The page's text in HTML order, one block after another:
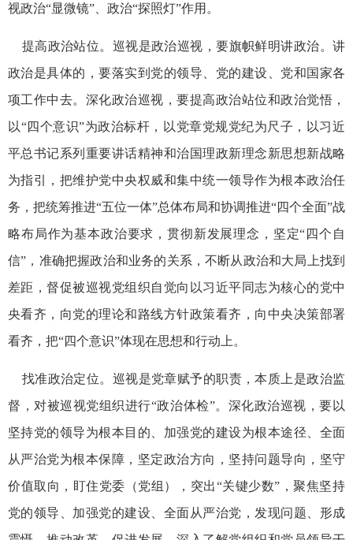
视政治“显微镜”、政治“探照灯”作用。
提高政治站位。巡视是政治巡视，要旗帜鲜明讲政治。讲
政治是具体的，要落实到党的领导、党的建设、党和国家各
项工作中去。深化政治巡视，要提高政治站位和政治觉悟，
以“四个意识”为政治标杆，以党章党规党纪为尺子，以习近
平总书记系列重要讲话精神和治国理政新理念新思想新战略
为指引，把维护党中央权威和集中统一领导作为根本政治任
务，把统筹推进“五位一体”总体布局和协调推进“四个全面”战
略布局作为基本政治要求，贯彻新发展理念，坚定“四个自
信”，准确把握政治和业务的关系，不断从政治和大局上找到
差距，督促被巡视党组织自觉向以习近平同志为核心的党中
央看齐，向党的理论和路线方针政策看齐，向中央决策部署
看齐，把“四个意识”体现在思想和行动上。
找准政治定位。巡视是党章赋予的职责，本质上是政治监
督，对被巡视党组织进行“政治体检”。深化政治巡视，要以
坚持党的领导为根本目的、加强党的建设为根本途径、全面
从严治党为根本保障，坚定政治方向，坚持问题导向，坚守
价值取向，盯住党委（党组），突出“关键少数”，聚焦坚持
党的领导、加强党的建设、全面从严治党，发现问题、形成